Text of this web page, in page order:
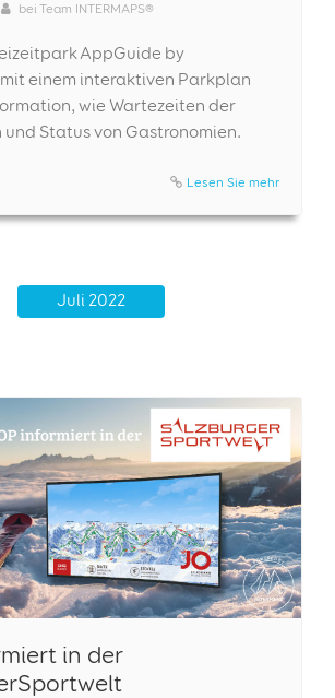
bei Team INTERMAPS®
AppGuide by
mit einem interaktiven Parkplan
wie Wartezeiten der
Status von Gastronomien.
Lesen Sie mehr
Juli 2022
in der